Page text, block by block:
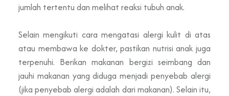
jumlah tertentu dan melihat reaksi tubuh anak.
Selain mengikuti cara mengatasi alergi kulit di atas
atau membawa ke dokter, pastikan nutrisi anak juga
terpenuhi. Berikan makanan bergizi seimbang dan
jauhi makanan yang diduga menjadi penyebab alergi
(jika penyebab alergi adalah dari makanan). Selain itu,